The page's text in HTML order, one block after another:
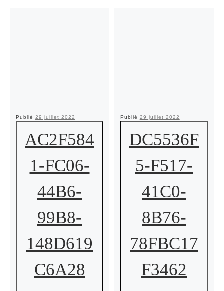
Publié 29 juillet 2022
AC2F584
1-FC06-
44B6-
99B8-
148D619
C6A28
Publié 29 juillet 2022
DC5536F
5-F517-
41C0-
8B76-
78FBC17
F3462